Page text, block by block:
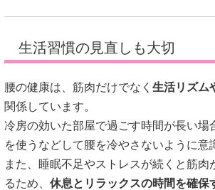
生活習慣の見直しも大切
腰の健康は、筋肉だけでなく 生活リズム
関係しています。
冷房の効いた部屋で過ごす時間が長い場
を使うなどして腰を冷やさないように意
また、睡眠不足やストレスが続くと筋肉
るため、 休息とリラックスの時間を確保